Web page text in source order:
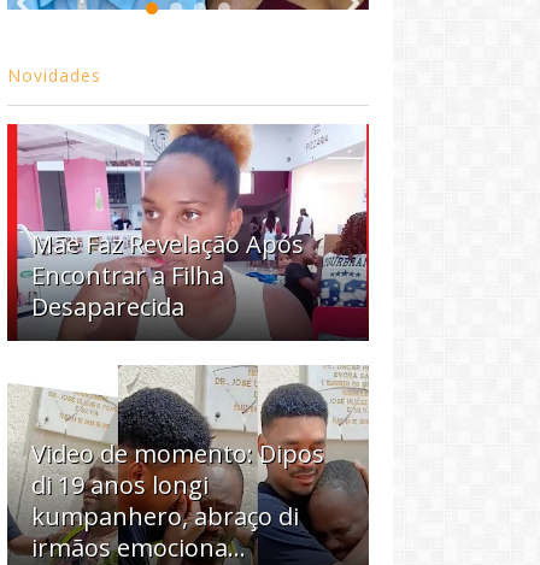
Novidades
Mãe Faz Revelação Após
Encontrar a Filha
Desaparecida
Video de momento: Dipos
di 19 anos longi
kumpanhero, abraço di
irmãos emociona…